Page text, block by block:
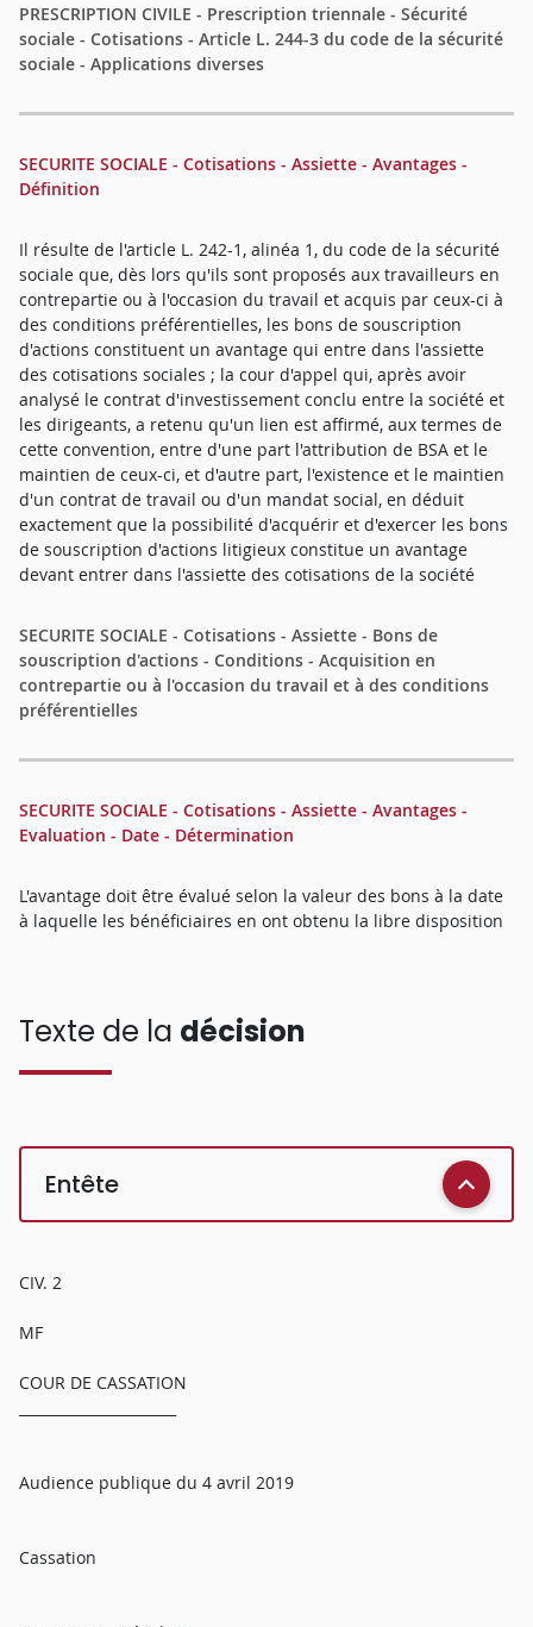
PRESCRIPTION CIVILE - Prescription triennale - Sécurité
sociale - Cotisations - Article L. 244-3 du code de la sécurité
sociale - Applications diverses
SECURITE SOCIALE - Cotisations - Assiette - Avantages -
Définition
Il résulte de l'article L. 242-1, alinéa 1, du code de la sécurité
sociale que, dès lors qu'ils sont proposés aux travailleurs en
contrepartie ou à l'occasion du travail et acquis par ceux-ci à
des conditions préférentielles, les bons de souscription
d'actions constituent un avantage qui entre dans l'assiette
des cotisations sociales ; la cour d'appel qui, après avoir
analysé le contrat d'investissement conclu entre la société et
les dirigeants, a retenu qu'un lien est affirmé, aux termes de
cette convention, entre d'une part l'attribution de BSA et le
maintien de ceux-ci, et d'autre part, l'existence et le maintien
d'un contrat de travail ou d'un mandat social, en déduit
exactement que la possibilité d'acquérir et d'exercer les bons
de souscription d'actions litigieux constitue un avantage
devant entrer dans l'assiette des cotisations de la société
SECURITE SOCIALE - Cotisations - Assiette - Bons de
souscription d'actions - Conditions - Acquisition en
contrepartie ou à l'occasion du travail et à des conditions
préférentielles
SECURITE SOCIALE - Cotisations - Assiette - Avantages -
Evaluation - Date - Détermination
L'avantage doit être évalué selon la valeur des bons à la date
à laquelle les bénéficiaires en ont obtenu la libre disposition
Texte de la décision
Entête
CIV. 2
MF
COUR DE CASSATION
Audience publique du 4 avril 2019
Cassation